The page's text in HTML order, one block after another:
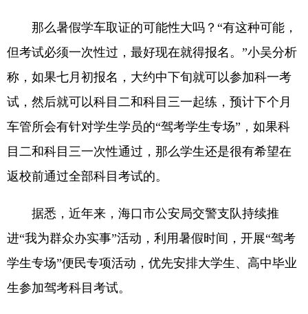
那么暑假学车取证的可能性大吗？“有这种可能，
但考试必须一次性过，最好现在就得报名。”小吴分析
称，如果七月初报名，大约中下旬就可以参加科一考
试，然后就可以科目二和科目三一起练，预计下个月
车管所会有针对学生学员的“驾考学生专场”，如果科
目二和科目三一次性通过，那么学生还是很有希望在
返校前通过全部科目考试的。
据悉，近年来，海口市公安局交警支队持续推
进“我为群众办实事”活动，利用暑假时间，开展“驾考
学生专场”便民专项活动，优先安排大学生、高中毕业
生参加驾考科目考试。